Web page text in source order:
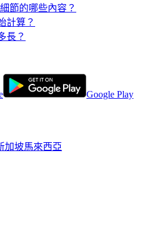
節的哪些內容？
計算？
長？
Google Play
加坡馬來西亞